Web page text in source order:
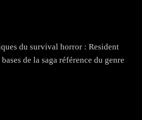
du survival horror : Resident
de la saga référence du genre